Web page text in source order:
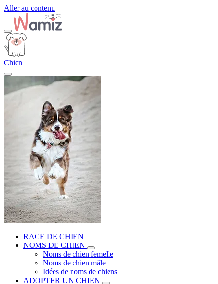
Aller au contenu
Chien
RACE DE CHIEN
NOMS DE CHIEN
Noms de chien femelle
Noms de chien mâle
Idées de noms de chiens
ADOPTER UN CHIEN